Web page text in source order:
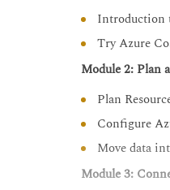
Introduction
Try Azure
Module 2: Plan
Plan
Configure
Move data
Module 3: